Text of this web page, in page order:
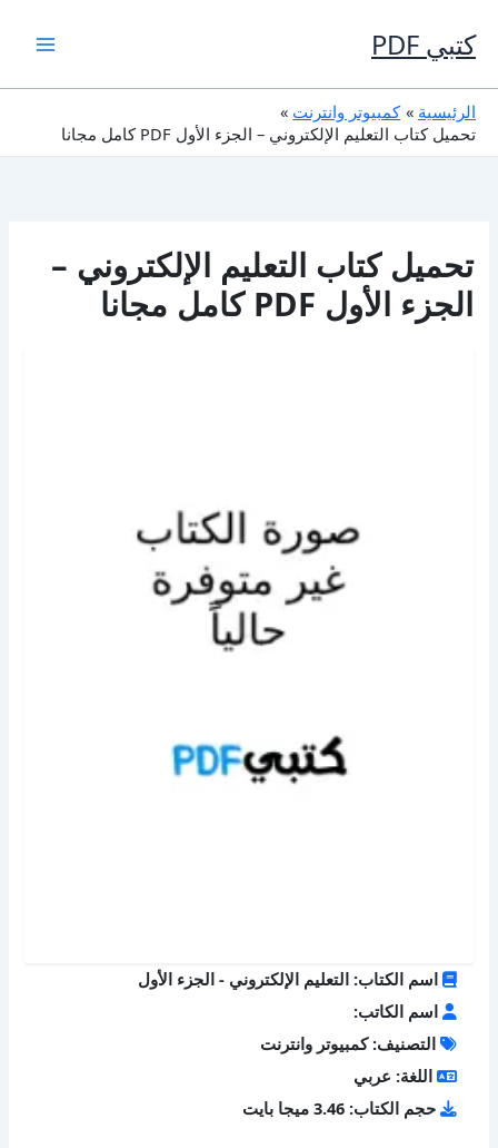
إلى
المحتوى
كتبي PDF
الرئيسية
كمبيوتر وانترنت
تحميل كتاب التعليم الإلكتروني – الجزء الأول PDF كامل مجانا
تحميل كتاب التعليم الإلكتروني –
الجزء الأول PDF كامل مجانا
اسم الكتاب: التعليم الإلكتروني - الجزء الأول
اسم الكاتب:
التصنيف: كمبيوتر وانترنت
اللغة: عربي
حجم الكتاب: 3.46 ميجا بايت